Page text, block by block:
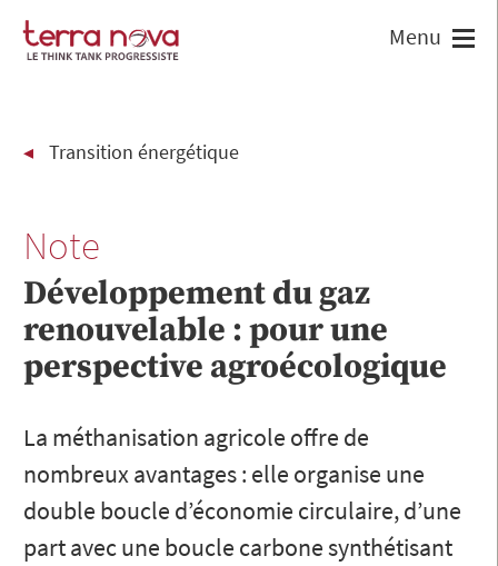
Transition énergétique
Note
Développement du gaz
renouvelable : pour une
perspective agroécologique
La méthanisation agricole offre de
nombreux avantages : elle organise une
double boucle d’économie circulaire, d’une
part avec une boucle carbone synthétisant